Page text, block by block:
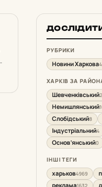
РУБРИКИ
Новини Харкова4
ХАРКІВ ЗА
Шевченківський
Немишлянський
Слобідський8
Індустріальний4
Основ’янський0
ІНШІ ТЕГИ
харьков4969
реклама1632